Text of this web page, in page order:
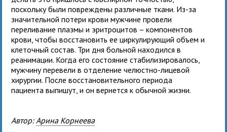
поскольку были повреждены различные ткани. Из-за
значительной потери крови мужчине провели
переливание плазмы и эритроцитов – компонентов
крови, чтобы восстановить ее циркулирующий объем и
клеточный состав. Три дня больной находился в
реанимации. Когда его состояние стабилизировалось,
мужчину перевели в отделение челюстно-лицевой
хирургии. После восстановительного периода
пациента выпишут, и он вернется к обычной жизни.
Автор: Арина Корнеева